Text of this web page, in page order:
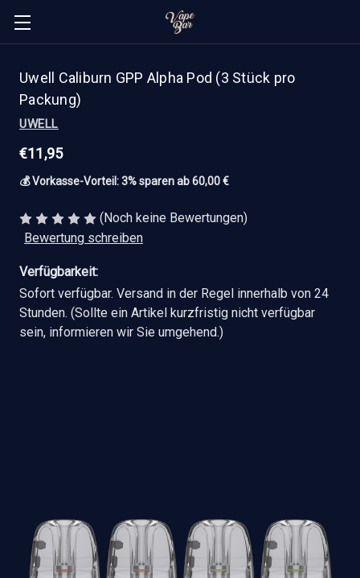
Uwell Caliburn GPP Alpha Pod (3 Stück pro
Packung)
UWELL
€11,95
💰 Vorkasse-Vorteil: 3% sparen ab 60,00 €
(Noch keine Bewertungen)
Bewertung schreiben
Verfügbarkeit:
Sofort verfügbar. Versand in der Regel innerhalb von 24
Stunden. (Sollte ein Artikel kurzfristig nicht verfügbar
sein, informieren wir Sie umgehend.)